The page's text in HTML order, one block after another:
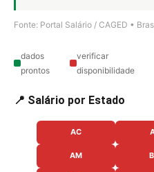
Fonte: Portal Salário / CAGED •
dados
prontos
verificar
disponibilidade
📍 Salário por Estado
AC
AM